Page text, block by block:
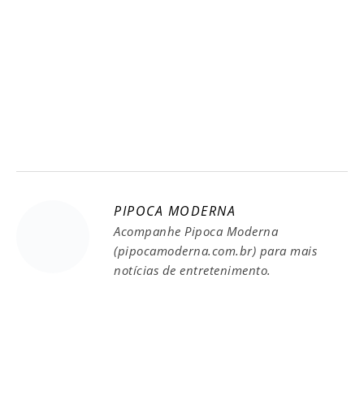
PIPOCA MODERNA
Acompanhe Pipoca Moderna
(pipocamoderna.com.br) para mais
notícias de entretenimento.